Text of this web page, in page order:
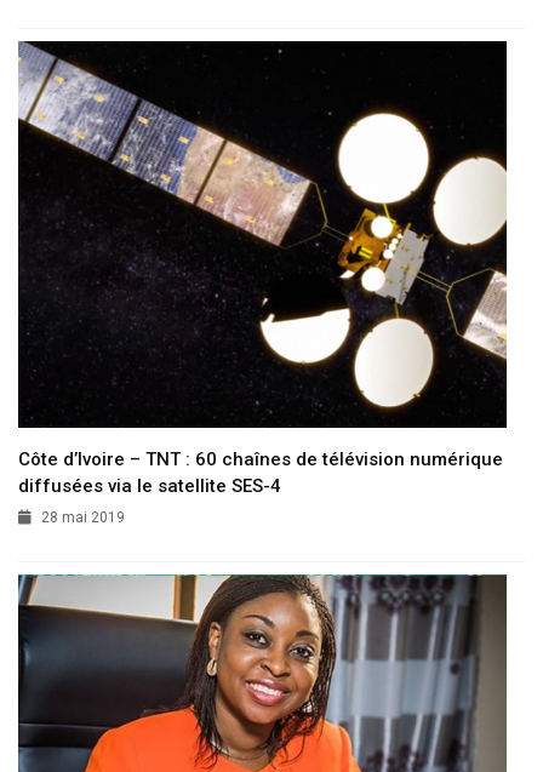
Côte d’Ivoire – TNT : 60 chaînes de télévision numérique
diffusées via le satellite SES-4
28 mai 2019